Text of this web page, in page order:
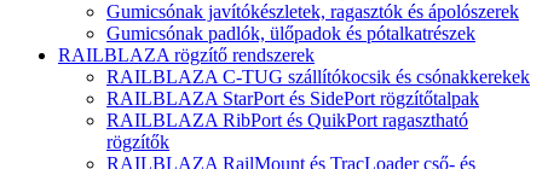
Gumicsónak javítókészletek, ragasztók és ápolószerek
Gumicsónak padlók, ülőpadok és pótalkatrészek
RAILBLAZA rögzítő rendszerek
RAILBLAZA C-TUG szállítókocsik és csónakkerekek
RAILBLAZA StarPort és SidePort rögzítőtalpak
RAILBLAZA RibPort és QuikPort ragasztható
rögzítők
RAILBLAZA RailMount és TracLoader cső- és